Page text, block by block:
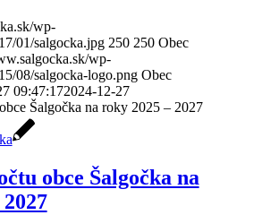
wp-
01/salgocka.jpg 250 250 Obec
wp-
08/salgocka-logo.png Obec
09:47:172024-12-27
Šalgočka na roky 2025 – 2027
obce Šalgočka na